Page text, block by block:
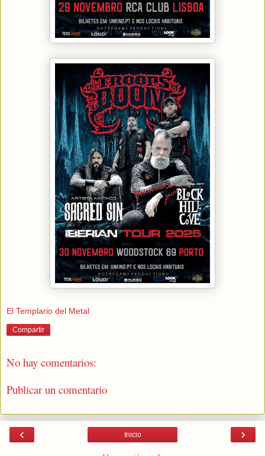
El Templario del Metal
Compartir
No hay comentarios:
Publicar un comentario
‹ ›
Inicio